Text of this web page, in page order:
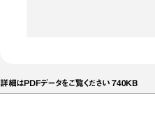
詳細はPDFデータをご覧ください 740KB